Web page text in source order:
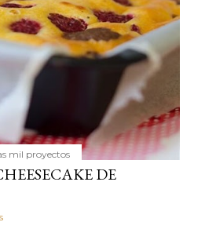
mil proyectos
DE